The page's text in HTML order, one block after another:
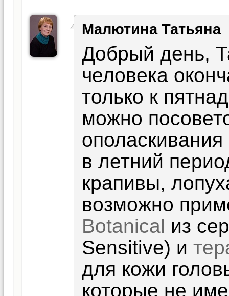
Малютина Татьяна
Добрый день,
человека
только к
можно
в летний
крапивы,
возможно
Botanical из
Sensitive) и
для кожи
которые не